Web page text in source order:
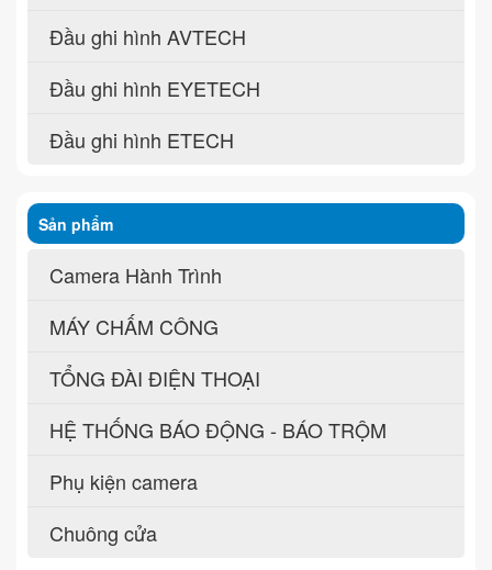
Đầu ghi hình AVTECH
Đầu ghi hình EYETECH
Đầu ghi hình ETECH
Sản phẩm
Camera Hành Trình
MÁY CHẤM CÔNG
TỔNG ĐÀI ĐIỆN THOẠI
HỆ THỐNG BÁO ĐỘNG - BÁO TRỘM
Phụ kiện camera
Chuông cửa